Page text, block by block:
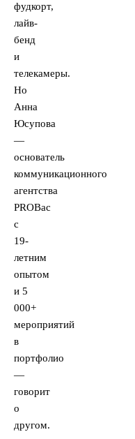
фудкорт,
лайв-
бенд
и
телекамеры.
Но
Анна
Юсупова
—
основатель
коммуникационного
агентства
PROВас
с
19-
летним
опытом
и 5
000+
мероприятий
в
портфолио
—
говорит
о
другом.